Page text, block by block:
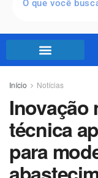
Início Notícias
Inovação
técnica
para